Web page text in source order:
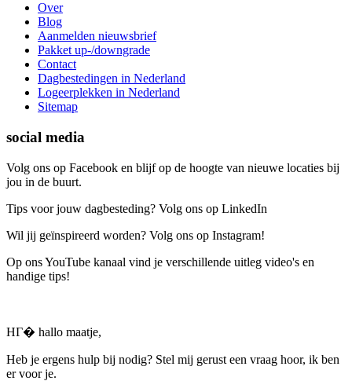
Over
Blog
Aanmelden nieuwsbrief
Pakket up-/downgrade
Contact
Dagbestedingen in Nederland
Logeerplekken in Nederland
Sitemap
social media
Volg ons op Facebook en blijf op de hoogte van nieuwe locaties bij
jou in de buurt.
Tips voor jouw dagbesteding? Volg ons op LinkedIn
Wil jij geïnspireerd worden? Volg ons op Instagram!
Op ons YouTube kanaal vind je verschillende uitleg video's en
handige tips!
HГ� hallo maatje,
Heb je ergens hulp bij nodig? Stel mij gerust een vraag hoor, ik ben
er voor je.